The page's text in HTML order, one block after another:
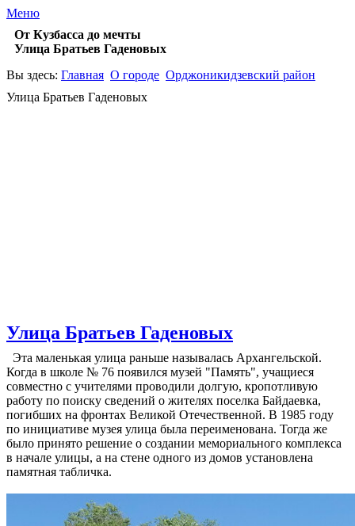
Меню
От Кузбасса до мечты
Улица Братьев Гаденовых
Вы здесь: Главная О городе Орджоникидзевский район
Улица Братьев Гаденовых
Улица Братьев Гаденовых
Эта маленькая улица раньше называлась Архангельской.
Когда в школе № 76 появился музей "Память", учащиеся
совместно с учителями проводили долгую, кропотливую
работу по поиску сведений о жителях поселка Байдаевка,
погибших на фронтах Великой Отечественной. В 1985 году
по инициативе музея улица была переименована. Тогда же
было принято решение о создании мемориального комплекса
в начале улицы, а на стене одного из домов установлена
памятная табличка.